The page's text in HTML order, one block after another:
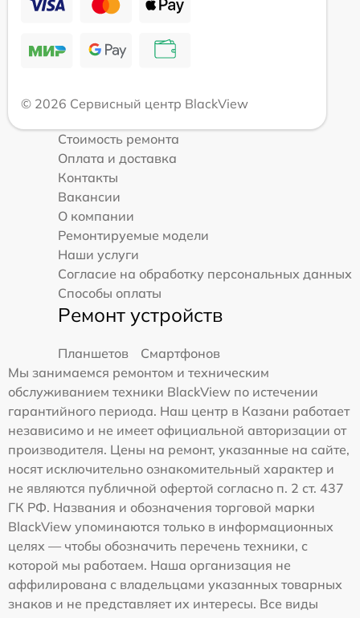
© 2026 Сервисный центр BlackView
Стоимость ремонта
Оплата и доставка
Контакты
Вакансии
О компании
Ремонтируемые модели
Наши услуги
Согласие на обработку персональных данных
Способы оплаты
Ремонт устройств
Планшетов
Смартфонов
Мы занимаемся ремонтом и техническим
обслуживанием техники BlackView по истечении
гарантийного периода. Наш центр в Казани работает
независимо и не имеет официальной авторизации от
производителя. Цены на ремонт, указанные на сайте,
носят исключительно ознакомительный характер и
не являются публичной офертой согласно п. 2 ст. 437
ГК РФ. Названия и обозначения торговой марки
BlackView упоминаются только в информационных
целях — чтобы обозначить перечень техники, с
которой мы работаем. Наша организация не
аффилирована с владельцами указанных товарных
знаков и не представляет их интересы. Все виды